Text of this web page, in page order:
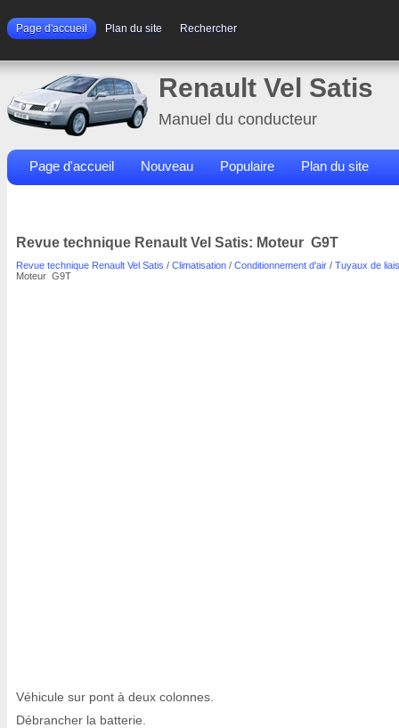
Page d'accueil Plan du site Rechercher
Renault Vel Satis
Manuel du conducteur
Page d'accueil Nouveau Populaire Plan du site
Revue technique Renault Vel Satis: Moteur G9T
Revue technique Renault Vel Satis / Climatisation / Conditionnement d'air / Tuyaux de
Moteur G9T
Véhicule sur pont à deux colonnes.
Débrancher la batterie.